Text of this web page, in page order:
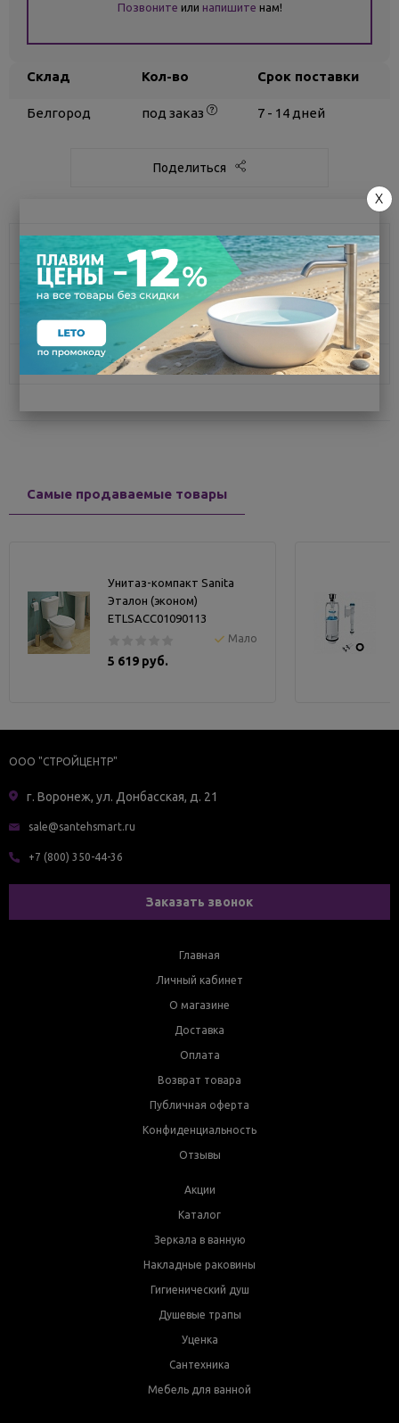
Позвоните или напишите нам!
Склад Кол-во Срок поставки
Белгород под заказ 7 - 14 дней
Поделиться
Описание
Характеристики
Доставка
Отзывы
Самые продаваемые товары
Унитаз-компакт Sanita
Эталон (эконом)
ETLSACC01090113
Мало
5 619 руб.
ООО "СТРОЙЦЕНТР"
г. Воронеж, ул. Донбасская, д. 21
sale@santehsmart.ru
+7 (800) 350-44-36
Заказать звонок
Главная
Личный кабинет
О магазине
Доставка
Оплата
Возврат товара
Публичная оферта
Конфиденциальность
Отзывы
Акции
Каталог
Зеркала в ванную
Накладные раковины
Гигиенический душ
Душевые трапы
Уценка
Сантехника
Мебель для ванной
X